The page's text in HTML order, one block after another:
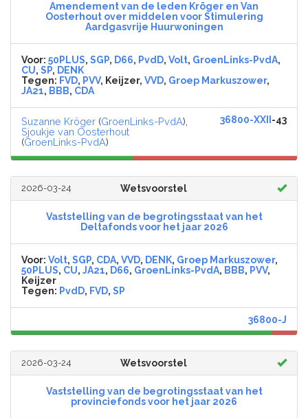
Amendement van de leden Kröger en Van
Oosterhout over middelen voor Stimulering
Aardgasvrije Huurwoningen
Voor: 50PLUS, SGP, D66, PvdD, Volt, GroenLinks-PvdA,
CU, SP, DENK
Tegen: FVD, PVV, Keijzer, VVD, Groep Markuszower,
JA21, BBB, CDA
Suzanne Kröger (GroenLinks-PvdA),
Sjoukje van Oosterhout
(GroenLinks-PvdA)
36800-XXII -43
2026-03-24 Wetsvoorstel
Vaststelling van de begrotingsstaat van het
Deltafonds voor het jaar 2026
Voor: Volt, SGP, CDA, VVD, DENK, Groep Markuszower,
50PLUS, CU, JA21, D66, GroenLinks-PvdA, BBB, PVV,
Keijzer
Tegen: PvdD, FVD, SP
36800-J
2026-03-24 Wetsvoorstel
Vaststelling van de begrotingsstaat van het
provinciefonds voor het jaar 2026